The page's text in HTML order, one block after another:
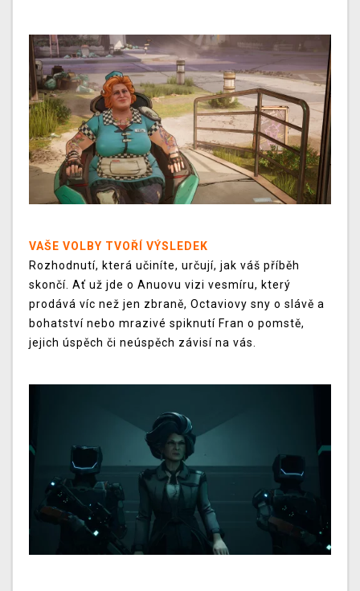
VAŠE VOLBY TVOŘÍ VÝSLEDEK
Rozhodnutí, která učiníte, určují, jak váš příběh
skončí. Ať už jde o Anuovu vizi vesmíru, který
prodává víc než jen zbraně, Octaviovy sny o slávě a
bohatství nebo mrazivé spiknutí Fran o pomstě,
jejich úspěch či neúspěch závisí na vás.